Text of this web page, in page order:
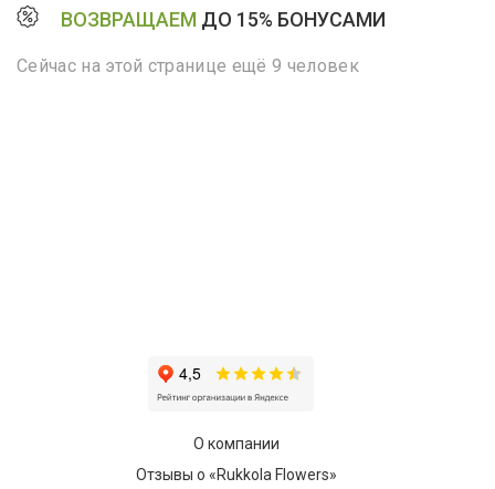
ВОЗВРАЩАЕМ ДО 15% БОНУСАМИ
Сейчас на этой странице ещё 9 человек
О компании
Отзывы о «Rukkola Flowers»